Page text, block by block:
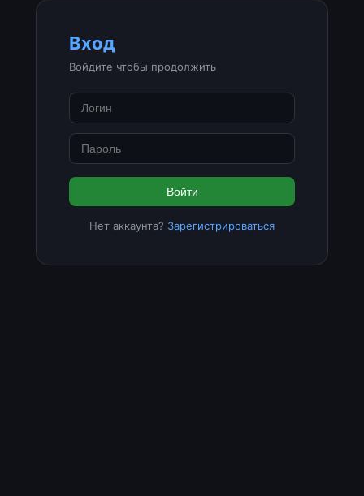
Вход
Войдите чтобы продолжить
Войти
Нет аккаунта? Зарегистрироваться